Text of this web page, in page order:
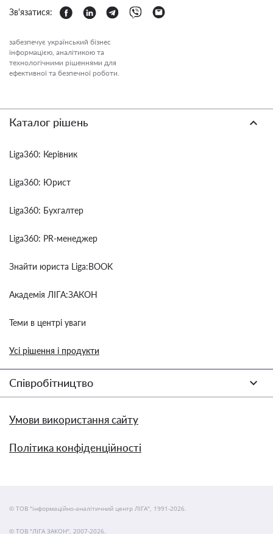
Зв'язатися:
забезпечує український бізнес
інформацією, аналітикою та
технологічними рішеннями для
ефективної та безпечної роботи.
Каталог рішень
Liga360: Керівник
Liga360: Юрист
Liga360: Бухгалтер
Liga360: PR-менеджер
Знайти юриста Liga:BOOK
Академія ЛІГА:ЗАКОН
Теми в центрі уваги
Усі рішення і продукти
Співробітництво
Умови використання сайту
Політика конфіденційності
© ТОВ "інформаційно-аналітичний центр ЛІГА", 1991-2026.
© ТОВ "ЛІГА ЗАКОН", 2007-2026.